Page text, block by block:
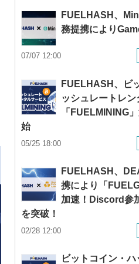
FUELHASH、
務提携により
07/07 12:00
FUELHASH、ビ
ッシュレートレ
「FUELMINING
始
05/25 18:00
FUELHASH、
携により「
加速！Discord参
を突破！
02/28 12:00
ビットコイン・ハ